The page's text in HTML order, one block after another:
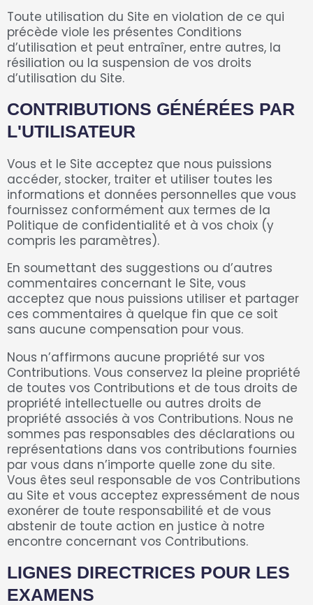
Toute utilisation du Site en violation de ce qui
précède viole les présentes Conditions
d’utilisation et peut entraîner, entre autres, la
résiliation ou la suspension de vos droits
d’utilisation du Site.
CONTRIBUTIONS GÉNÉRÉES PAR
L'UTILISATEUR
Vous et le Site acceptez que nous puissions
accéder, stocker, traiter et utiliser toutes les
informations et données personnelles que vous
fournissez conformément aux termes de la
Politique de confidentialité et à vos choix (y
compris les paramètres).
En soumettant des suggestions ou d’autres
commentaires concernant le Site, vous
acceptez que nous puissions utiliser et partager
ces commentaires à quelque fin que ce soit
sans aucune compensation pour vous.
Nous n’affirmons aucune propriété sur vos
Contributions. Vous conservez la pleine propriété
de toutes vos Contributions et de tous droits de
propriété intellectuelle ou autres droits de
propriété associés à vos Contributions. Nous ne
sommes pas responsables des déclarations ou
représentations dans vos contributions fournies
par vous dans n’importe quelle zone du site.
Vous êtes seul responsable de vos Contributions
au Site et vous acceptez expressément de nous
exonérer de toute responsabilité et de vous
abstenir de toute action en justice à notre
encontre concernant vos Contributions.
LIGNES DIRECTRICES POUR LES
EXAMENS